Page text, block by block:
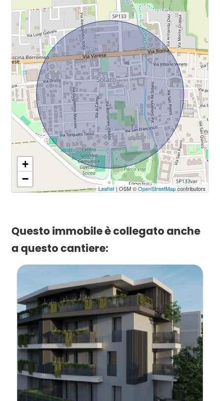
+
−
Leaflet| OSM ©OpenStreetMapcontributors
Questo immobile è collegato anche
a questo cantiere: